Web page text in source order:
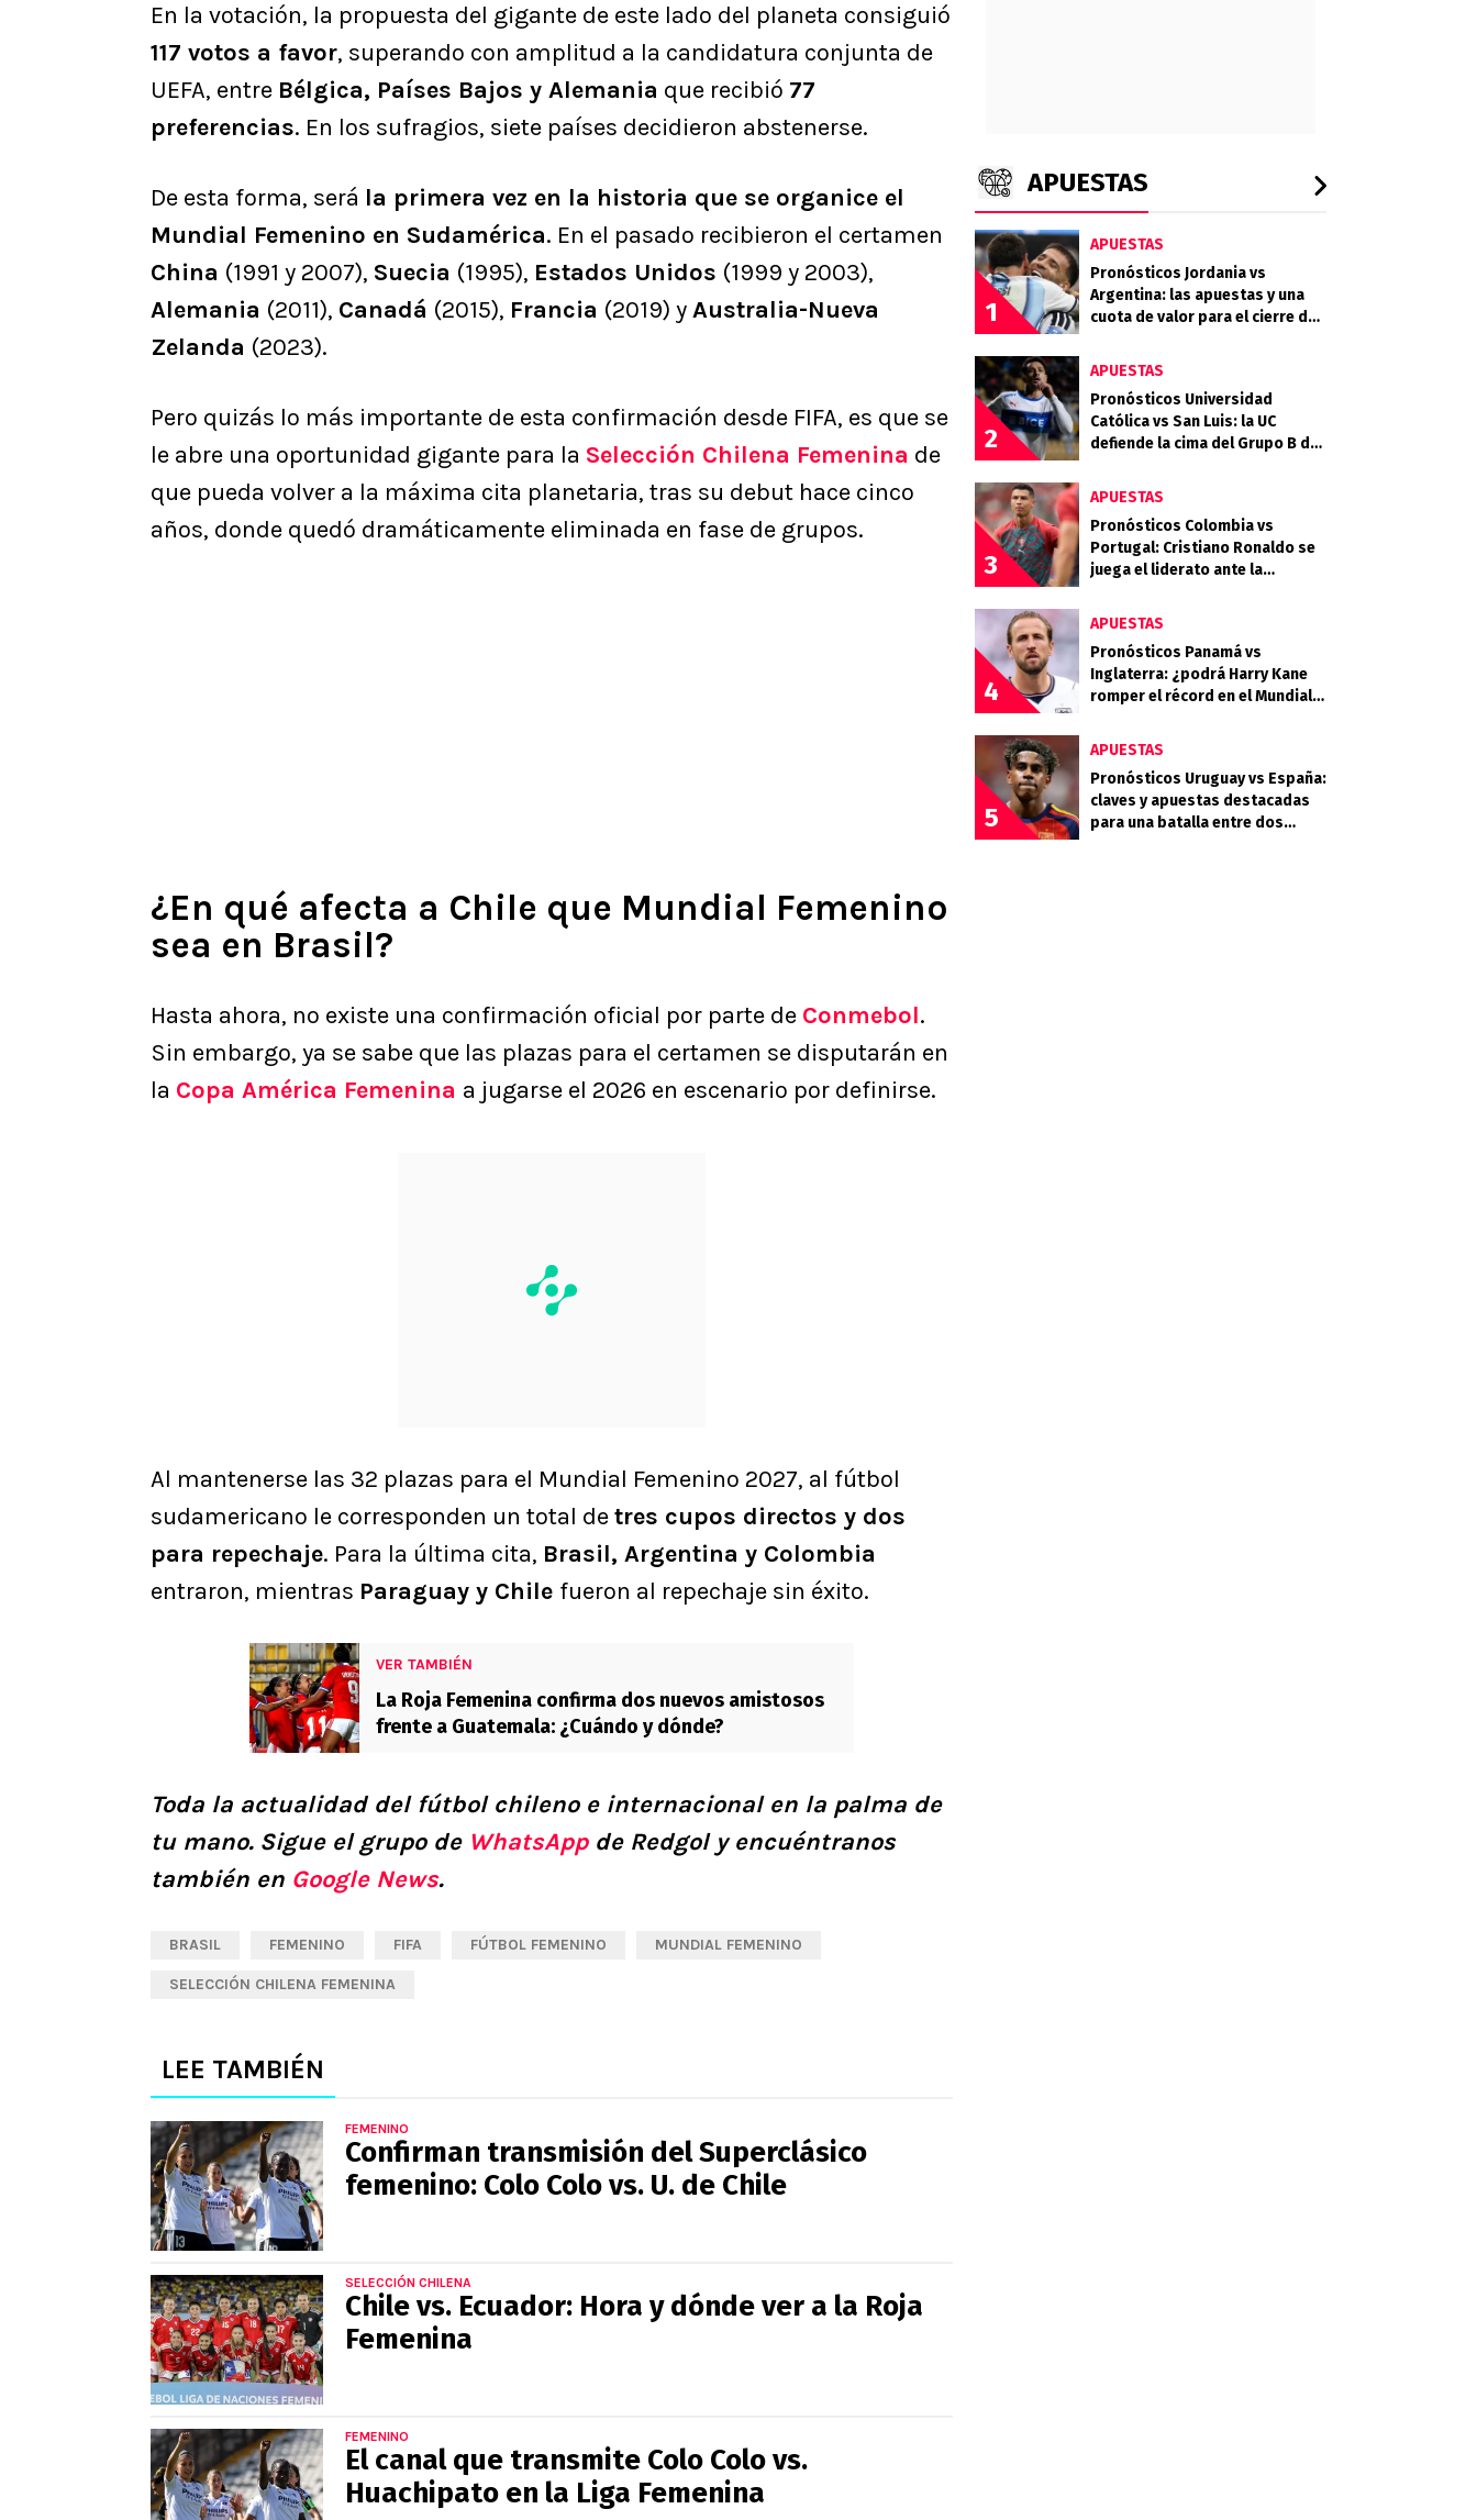
En la votación, la propuesta del gigante de este lado del planeta consiguió
117 votos a favor, superando con amplitud a la candidatura conjunta de
UEFA, entre Bélgica, Países Bajos y Alemania que recibió 77
preferencias. En los sufragios, siete países decidieron abstenerse.
De esta forma, será la primera vez en la historia que se organice el
Mundial Femenino en Sudamérica. En el pasado recibieron el certamen
China (1991 y 2007), Suecia (1995), Estados Unidos (1999 y 2003),
Alemania (2011), Canadá (2015), Francia (2019) yAustralia-Nueva
Zelanda (2023).
Pero quizás lo más importante de esta confirmación desde FIFA, es que se
le abre una oportunidad gigante para la Selección Chilena Femenina de
que pueda volver a la máxima cita planetaria, tras su debut hace cinco
años, donde quedó dramáticamente eliminada en fase de grupos.
¿En qué afecta a Chile que Mundial Femenino
sea en Brasil?
Hasta ahora, no existe una confirmación oficial por parte de Conmebol.
Sin embargo, ya se sabe que las plazas para el certamen se disputarán en
la Copa América Femenina a jugarse el 2026 en escenario por definirse.
Al mantenerse las 32 plazas para el Mundial Femenino 2027, al fútbol
sudamericano le corresponden un total detres cupos directos y dos
para repechaje. Para la última cita, Brasil, Argentina y Colombia
entraron, mientras Paraguay y Chile fueron al repechaje sin éxito.
VER TAMBIÉN
La Roja Femenina confirma dos nuevos amistosos
frente a Guatemala: ¿Cuándo y dónde?
Toda la actualidad del fútbol chileno e internacional en la palma de
tu mano. Sigue el grupo de WhatsAppde Redgol y encuéntranos
también en Google News.
BRASIL FEMENINO FIFA FÚTBOL FEMENINO MUNDIAL FEMENINO
SELECCIÓN CHILENA FEMENINA
LEE TAMBIÉN
FEMENINO
Confirman transmisión del Superclásico
femenino: Colo Colo vs. U. de Chile
SELECCIÓN CHILENA
Chile vs. Ecuador: Hora y dónde ver a la Roja
Femenina
FEMENINO
El canal que transmite Colo Colo vs.
Huachipato en la Liga Femenina
APUESTAS
1
APUESTAS
Pronósticos Jordania vs
Argentina: las apuestas y una
cuota de valor para el cierre del
2
APUESTAS
Pronósticos Universidad
Católica vs San Luis: la UC
defiende la cima del Grupo B de
3
APUESTAS
Pronósticos Colombia vs
Portugal: Cristiano Ronaldo se
juega el liderato ante la
4
APUESTAS
Pronósticos Panamá vs
Inglaterra: ¿podrá Harry Kane
romper el récord en el Mundial
5
APUESTAS
Pronósticos Uruguay vs España:
claves y apuestas destacadas
para una batalla entre dos